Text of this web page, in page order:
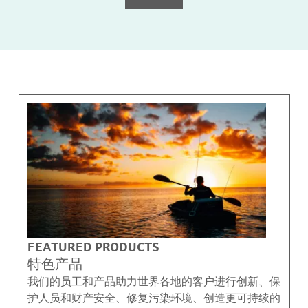
FEATURED PRODUCTS
特色产品
我们的员工和产品助力世界各地的客户进行创新、保
护人员和财产安全、修复污染环境、创造更可持续的